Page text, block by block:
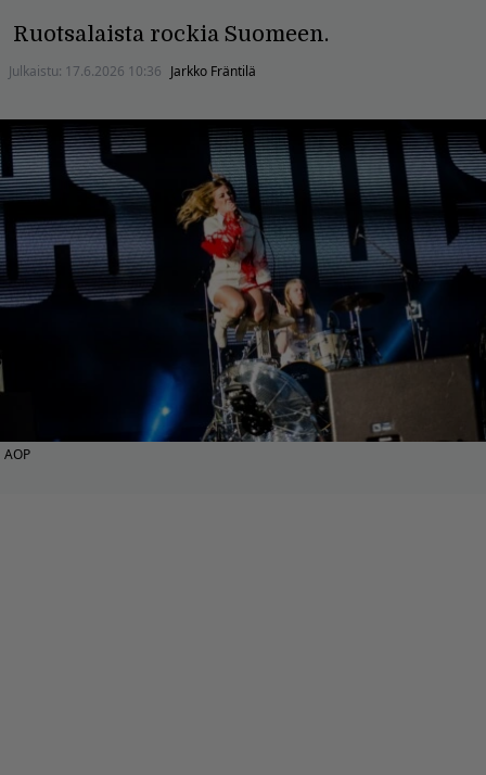
Ruotsalaista rockia Suomeen.
Julkaistu: 17.6.2026 10:36 Jarkko Fräntilä
AOP